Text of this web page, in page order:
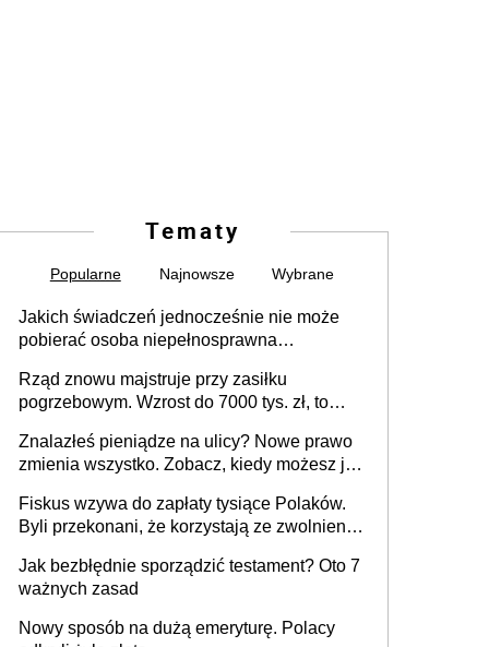
Tematy
Popularne Najnowsze Wybrane
Jakich świadczeń jednocześnie nie może
pobierać osoba niepełnosprawna
Rząd znowu majstruje przy zasiłku
pogrzebowym. Wzrost do 7000 tys. zł, to
Znalazłeś pieniądze na ulicy? Nowe prawo
zmienia wszystko. Zobacz, kiedy możesz je
Fiskus wzywa do zapłaty tysiące Polaków.
Byli przekonani, że korzystają ze zwolnienia
Jak bezbłędnie sporządzić testament? Oto 7
ważnych zasad
Nowy sposób na dużą emeryturę. Polacy